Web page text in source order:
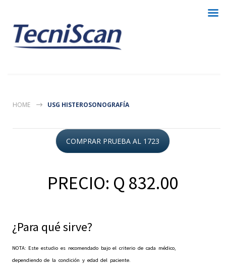
HOME USG HISTEROSONOGRAFÍA
COMPRAR PRUEBA AL 1723
PRECIO: Q 832.00
¿Para qué sirve?
NOTA: Este estudio es recomendado bajo el criterio de cada médico,
dependiendo de la condición y edad del paciente.